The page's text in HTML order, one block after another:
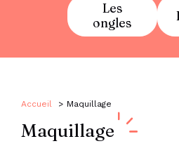
Les
ongles
Accueil Maquillage
Maquillage